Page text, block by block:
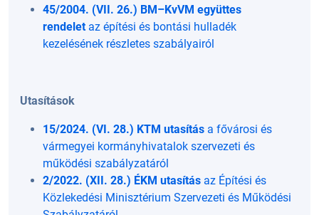
45/2004. (VII. 26.) BM–KvVM együttes
rendeletaz építési és bontási hulladék
kezelésének részletes szabályairól
Utasítások
15/2024. (VI. 28.) KTM utasítás a fővárosi és
vármegyei kormányhivatalok szervezeti és
működési szabályzatáról
2/2022. (XII. 28.) ÉKM utasítás az Építési és
Közlekedési Minisztérium Szervezeti és Működési